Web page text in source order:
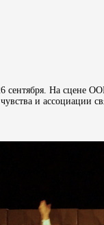
сентября. На сцене
и ассоциации